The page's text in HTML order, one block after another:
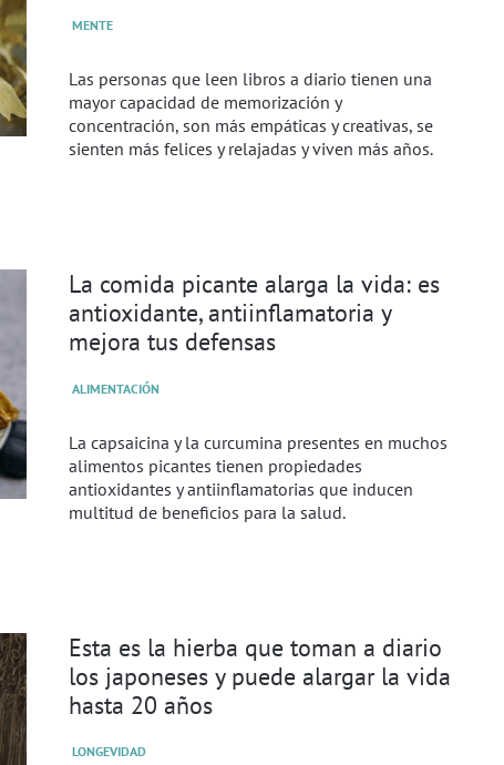
MENTE
Las personas que leen libros a diario tienen una
mayor capacidad de memorización y
concentración, son más empáticas y creativas, se
sienten más felices y relajadas y viven más años.
La comida picante alarga la vida: es
antioxidante, antiinflamatoria y
mejora tus defensas
ALIMENTACIÓN
La capsaicina y la curcumina presentes en muchos
alimentos picantes tienen propiedades
antioxidantes y antiinflamatorias que inducen
multitud de beneficios para la salud.
Esta es la hierba que toman a diario
los japoneses y puede alargar la vida
hasta 20 años
LONGEVIDAD